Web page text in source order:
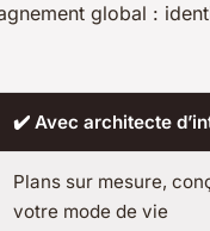
global :
✔️ Avec architecte
Plans sur mesure,
votre mode de vie